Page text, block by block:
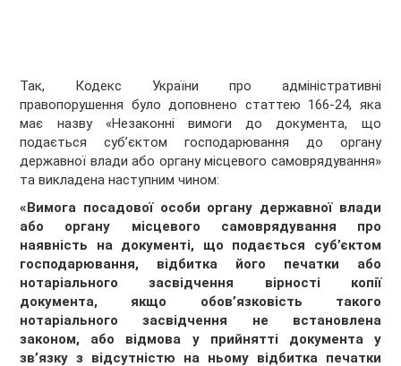
Так, Кодекс України про адміністративні
правопорушення було доповнено статтею 166-24, яка
має назву «Незаконні вимоги до документа, що
подається суб’єктом господарювання до органу
державної влади або органу місцевого самоврядування»
та викладена наступним чином:
«Вимога посадової особи органу державної влади
або органу місцевого самоврядування про
наявність на документі, що подається суб’єктом
господарювання, відбитка його печатки або
нотаріального засвідчення вірності копії
документа, якщо обов’язковість такого
нотаріального засвідчення не встановлена
законом, або відмова у прийнятті документа у
зв’язку з відсутністю на ньому відбитка печатки